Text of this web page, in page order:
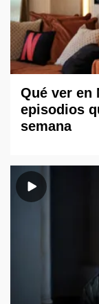
Qué ver en
episodios
semana